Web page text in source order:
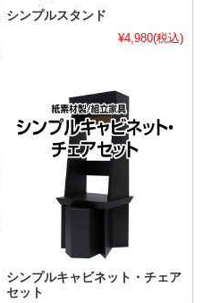
シンプルスタンド
¥4,980(税込)
シンプルキャビネット・チェア
セット